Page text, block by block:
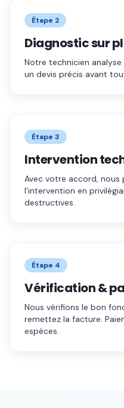
Étape 2
Diagnostic sur
Notre technicien
un devis précis avant
Étape 3
Intervention
Avec votre accord, nous
l'intervention en
destructives.
Étape 4
Vérification &
Nous vérifions le bon
remettez la facture.
espèces.